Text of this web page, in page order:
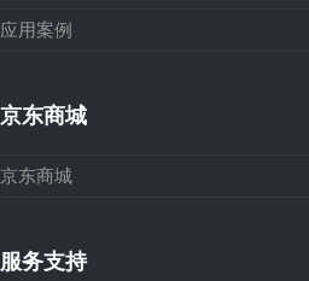
应用案例
京东商城
京东商城
服务支持